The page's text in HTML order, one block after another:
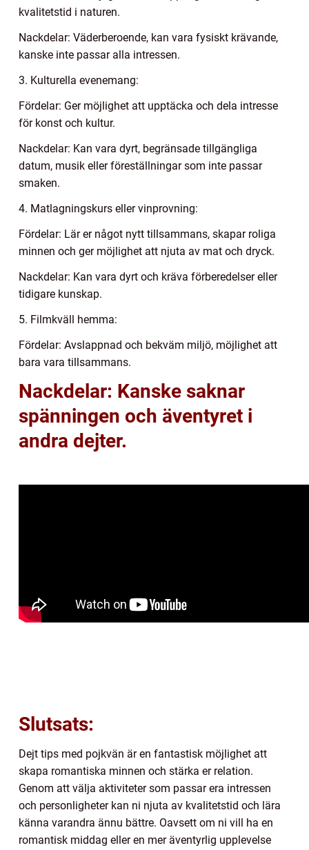
kvalitetstid i naturen.
Nackdelar: Väderberoende, kan vara fysiskt krävande,
kanske inte passar alla intressen.
3. Kulturella evenemang:
Fördelar: Ger möjlighet att upptäcka och dela intresse
för konst och kultur.
Nackdelar: Kan vara dyrt, begränsade tillgängliga
datum, musik eller föreställningar som inte passar
smaken.
4. Matlagningskurs eller vinprovning:
Fördelar: Lär er något nytt tillsammans, skapar roliga
minnen och ger möjlighet att njuta av mat och dryck.
Nackdelar: Kan vara dyrt och kräva förberedelser eller
tidigare kunskap.
5. Filmkväll hemma:
Fördelar: Avslappnad och bekväm miljö, möjlighet att
bara vara tillsammans.
Nackdelar: Kanske saknar
spänningen och äventyret i
andra dejter.
Slutsats:
Dejt tips med pojkvän är en fantastisk möjlighet att
skapa romantiska minnen och stärka er relation.
Genom att välja aktiviteter som passar era intressen
och personligheter kan ni njuta av kvalitetstid och lära
känna varandra ännu bättre. Oavsett om ni vill ha en
romantisk middag eller en mer äventyrlig upplevelse